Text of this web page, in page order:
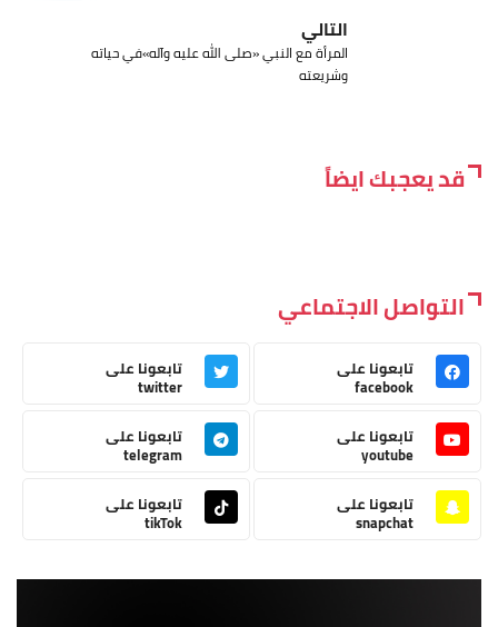
التالي
المرأة مع النبي «صلى الله عليه وآله»في حياته
وشريعته
قد يعجبك ايضاً
التواصل الاجتماعي
تابعونا على
facebook
تابعونا على
twitter
تابعونا على
youtube
تابعونا على
telegram
تابعونا على
snapchat
تابعونا على
tikTok